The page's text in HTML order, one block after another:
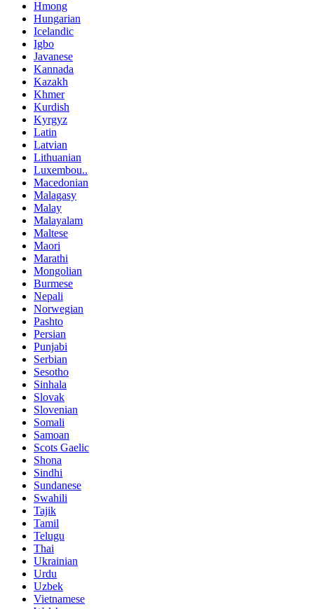
Hmong
Hungarian
Icelandic
Igbo
Javanese
Kannada
Kazakh
Khmer
Kurdish
Kyrgyz
Latin
Latvian
Lithuanian
Luxembou..
Macedonian
Malagasy
Malay
Malayalam
Maltese
Maori
Marathi
Mongolian
Burmese
Nepali
Norwegian
Pashto
Persian
Punjabi
Serbian
Sesotho
Sinhala
Slovak
Slovenian
Somali
Samoan
Scots Gaelic
Shona
Sindhi
Sundanese
Swahili
Tajik
Tamil
Telugu
Thai
Ukrainian
Urdu
Uzbek
Vietnamese